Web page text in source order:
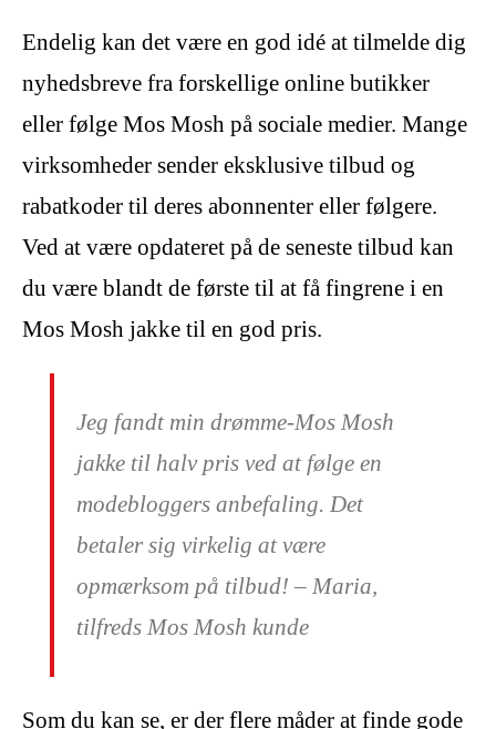
Endelig kan det være en god idé at tilmelde dig
nyhedsbreve fra forskellige online butikker
eller følge Mos Mosh på sociale medier. Mange
virksomheder sender eksklusive tilbud og
rabatkoder til deres abonnenter eller følgere.
Ved at være opdateret på de seneste tilbud kan
du være blandt de første til at få fingrene i en
Mos Mosh jakke til en god pris.
Jeg fandt min drømme-Mos Mosh
jakke til halv pris ved at følge en
modebloggers anbefaling. Det
betaler sig virkelig at være
opmærksom på tilbud! – Maria,
tilfreds Mos Mosh kunde
Som du kan se, er der flere måder at finde gode